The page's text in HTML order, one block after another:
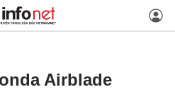
Airblade